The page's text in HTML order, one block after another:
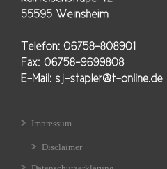
Impressum
Disclaimer